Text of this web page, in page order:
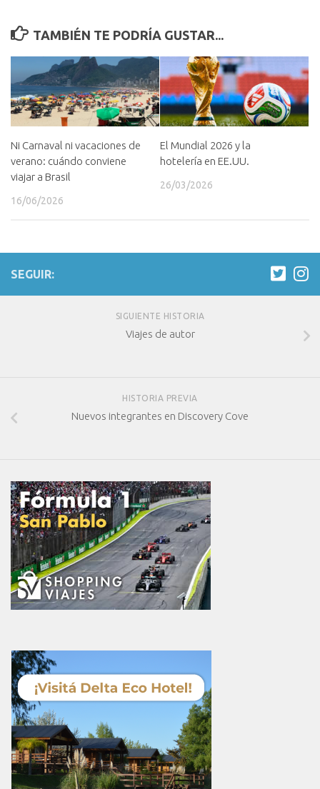
TAMBIÉN TE PODRÍA GUSTAR...
Ni Carnaval ni vacaciones de
verano: cuándo conviene
viajar a Brasil
16/06/2026
El Mundial 2026 y la
hotelería en EE.UU.
26/03/2026
SEGUIR:
SIGUIENTE HISTORIA
Viajes de autor
HISTORIA PREVIA
Nuevos integrantes en Discovery Cove